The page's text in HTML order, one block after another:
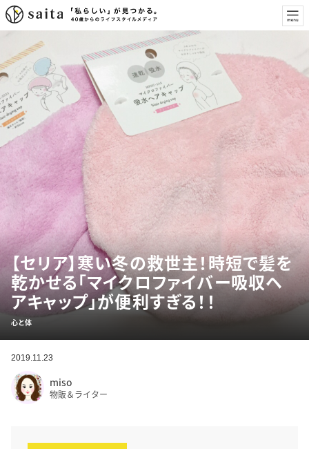
【セリア】寒い冬の救世主！時短で髪を
乾かせる「マイクロファイバー吸収ヘ
アキャップ」が便利すぎる！！
心と体
2019.11.23
miso
物販＆ライター